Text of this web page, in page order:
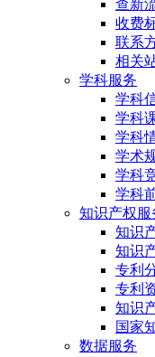
查新
收费
联系
相关
学科服务
学科
学科
学科
学术
学科
学科
知识产权服
知识
知识
专利
专利
知识
国家
数据服务